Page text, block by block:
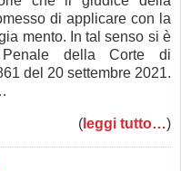
di applicare con la
mento. In tal senso si è
della Corte di
del 20 settembre 2021.
( leggi tutto…)